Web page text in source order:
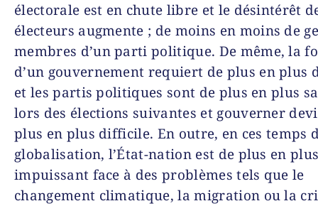
électorale est en chute libre et le désintérêt
électeurs augmente ; de moins en moins de
membres d’un parti politique. De même, la
d’un gouvernement requiert de plus en plus
et les partis politiques sont de plus en plus
lors des élections suivantes et gouverner
plus en plus difficile. En outre, en ces temps
globalisation, l’État-nation est de plus en
impuissant face à des problèmes tels que le
changement climatique, la migration ou la